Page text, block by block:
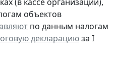
объектов
по данным налогам
декларациюза I